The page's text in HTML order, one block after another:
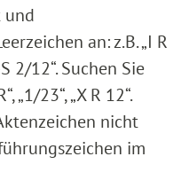
und
an: z.B. „I R
2/12“. Suchen Sie
„1/23“, „X R 12“.
nicht
im